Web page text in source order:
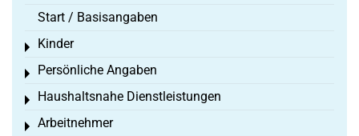
Start / Basisangaben
Kinder
Toggle menu
Persönliche Angaben
Toggle menu
Haushaltsnahe Dienstleistungen
Toggle menu
Arbeitnehmer
Toggle menu